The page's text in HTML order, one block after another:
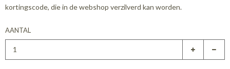
kortingscode, die in de webshop verzilverd kan worden.
AANTAL